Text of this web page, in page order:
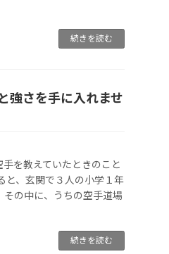
続きを読む
強さを手に入れませ
を教えていたときのこと
と、玄関で３人の小学１年
の中に、うちの空手道場
続きを読む